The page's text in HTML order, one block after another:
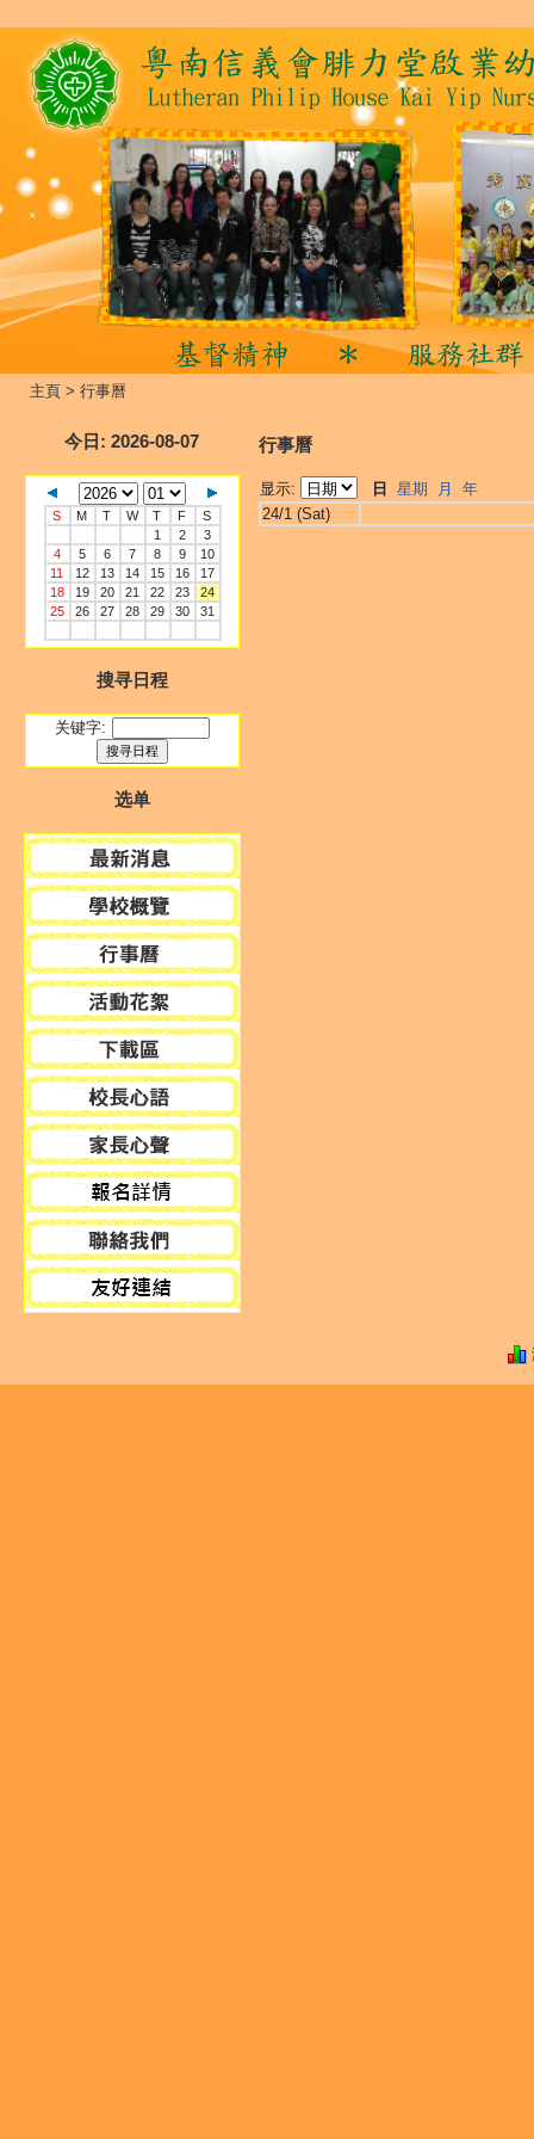
主頁 > 行事曆
今日 : 2026-08-07
S M T W T F
S
1
2
3
4
5 6 7 8 9
10
11
12 13 14 15 16
17
18
19 20 21 22 23
24
25
26 27 28 29 30 31
搜寻日程
关键字:
选单
行事曆
显示: 日 星期 月
年
24/1 (Sat)